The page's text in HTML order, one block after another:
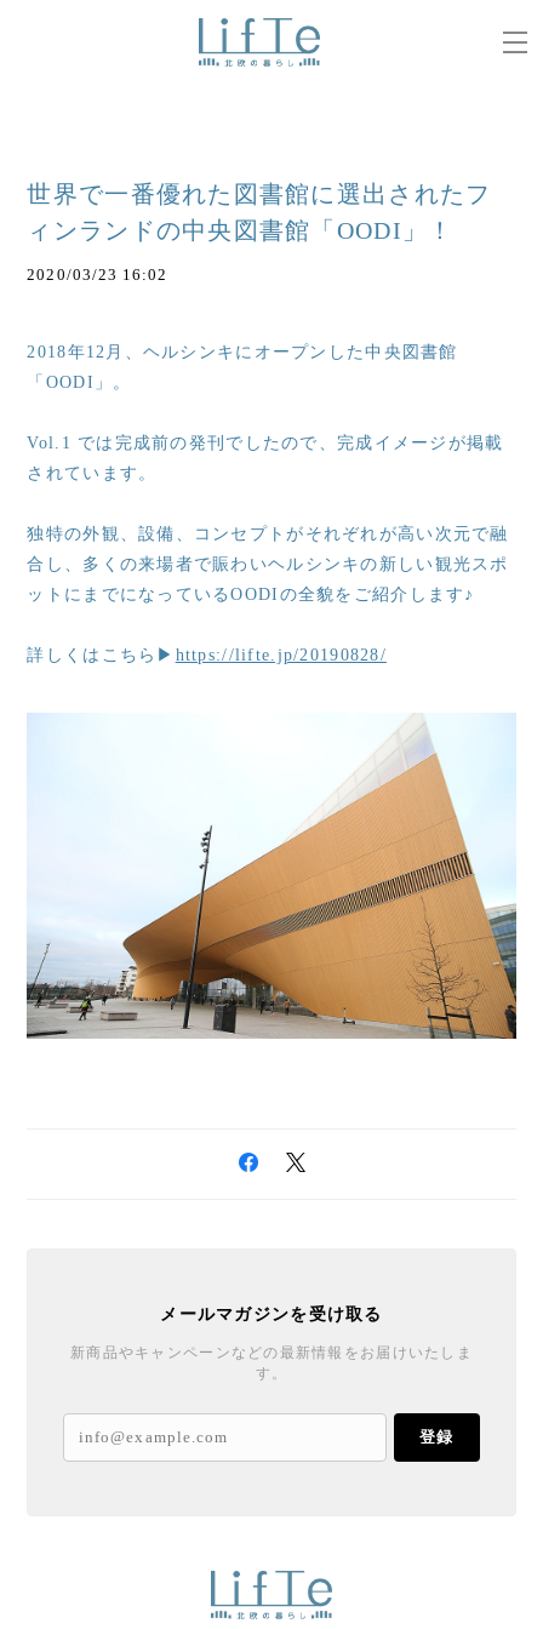
世界で一番優れた図書館に選出されたフ
ィンランドの中央図書館「OODI」！
2020/03/23 16:02
2018年12月、ヘルシンキにオープンした中央図書館
「OODI」。
Vol.1 では完成前の発刊でしたので、完成イメージが掲載
されています。
独特の外観、設備、コンセプトがそれぞれが高い次元で融
合し、多くの来場者で賑わいヘルシンキの新しい観光スポ
ットにまでになっているOODIの全貌をご紹介します♪
詳しくはこちら▶ https://lifte.jp/20190828/
メールマガジンを受け取る
新商品やキャンペーンなどの最新情報をお届けいたしま
す。
登録